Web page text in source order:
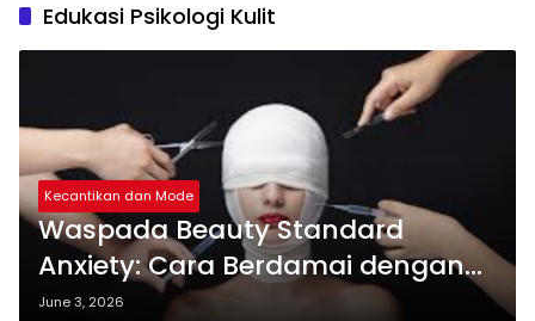
Edukasi Psikologi Kulit
Kecantikan dan Mode
Waspada Beauty Standard
Anxiety: Cara Berdamai dengan
Tekanan
June 3, 2026